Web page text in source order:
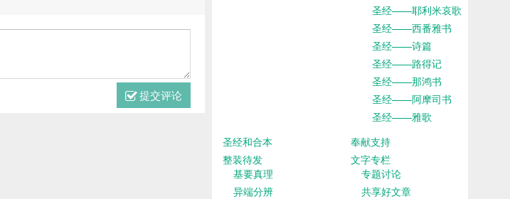
提交评论
圣经——耶利米哀歌
圣经——西番雅书
圣经——诗篇
圣经——路得记
圣经——那鸿书
圣经——阿摩司书
圣经——雅歌
圣经和合本
奉献支持
整装待发
基要真理
异端分辨
文字专栏
专题讨论
共享好文章